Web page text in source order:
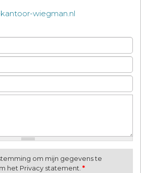
wiegman.nl
om mijn gegevens te
het Privacy statement. *